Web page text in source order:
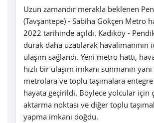
Uzun zamandır merakla beklenen
(Tavşantepe) - Sabiha Gökçen Metro
2022 tarihinde açıldı. Kadıköy -
durak daha uzatılarak havalimanının
ulaşım sağlandı. Yeni metro hattı,
hızlı bir ulaşım imkanı sunmanın
metrolara ve toplu taşımalara
hayata geçirildi. Böylece yolcular için
aktarma noktası ve diğer toplu
yapma imkanı doğdu.